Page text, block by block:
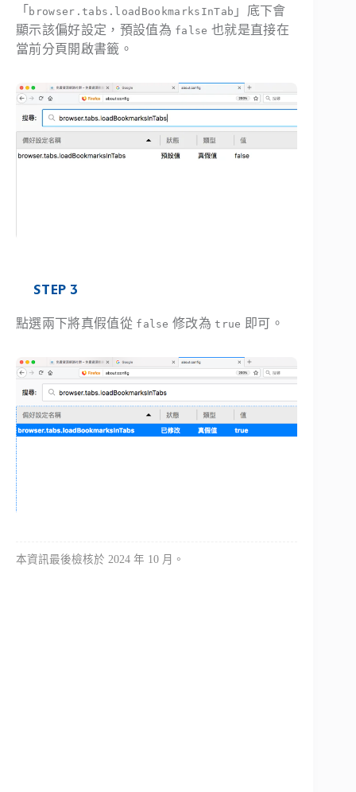
「 browser.tabs.loadBookmarksInTab 」底下會
顯示該偏好設定，預設值為 false 也就是直接在
當前分頁開啟書籤。
STEP 3
點選兩下將真假值從 false 修改為true 即可。
本資訊最後檢核於 2024 年 10 月。